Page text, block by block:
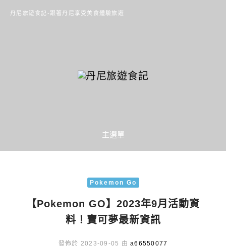
丹尼旅遊食記-跟著丹尼享受美食體驗旅遊
主選單
Pokemon Go
【Pokemon GO】2023年9月活動資
料！寶可夢最新資訊
發佈於 2023-09-05 由 a66550077